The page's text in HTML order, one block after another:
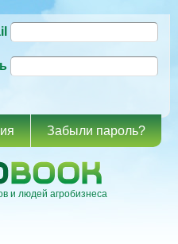
Забыли пароль?
и людей агробизнеса